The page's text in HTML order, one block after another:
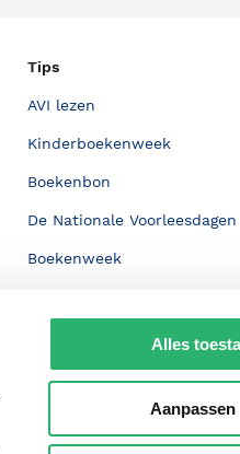
Alles
Aanpassen
Tips
AVI lezen
Kinderboekenweek
Boekenbon
De Nationale Voorleesdagen
Boekenweek